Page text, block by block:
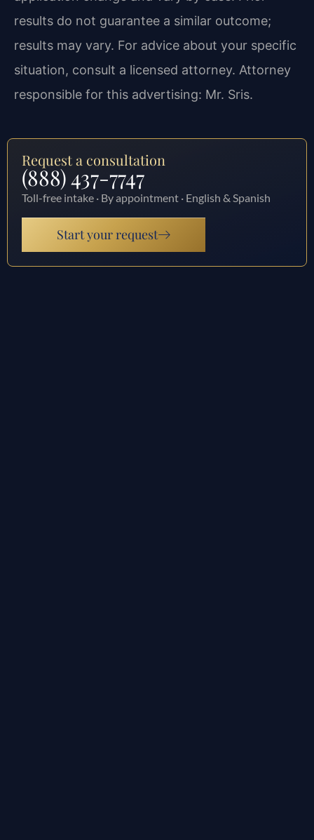
results do not guarantee a similar outcome;
results may vary. For advice about your specific
situation, consult a licensed attorney. Attorney
responsible for this advertising: Mr. Sris.
Request a consultation
(888) 437-7747
Toll-free intake · By appointment · English & Spanish
Start your request